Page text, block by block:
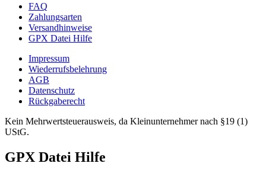
FAQ
Zahlungsarten
Versandhinweise
GPX Datei Hilfe
Impressum
Wiederrufsbelehrung
AGB
Datenschutz
Rückgaberecht
Kein Mehrwertsteuerausweis, da Kleinunternehmer nach §19 (1)
UStG.
GPX Datei Hilfe